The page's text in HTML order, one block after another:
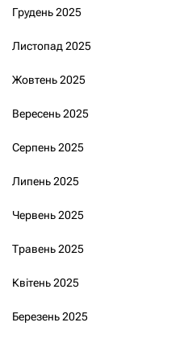
Грудень 2025
Листопад 2025
Жовтень 2025
Вересень 2025
Серпень 2025
Липень 2025
Червень 2025
Травень 2025
Квітень 2025
Березень 2025